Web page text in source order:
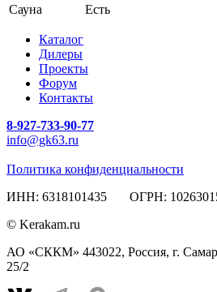
Сауна Есть
Каталог
Дилеры
Проекты
Форум
Контакты
8-927-733-90-77
info@gk63.ru
Политика конфиденциальности
ИНН: 6318101435 ОГРН:
© Kerakam.ru
АО «СККМ» 443022, Россия, г.
25/2